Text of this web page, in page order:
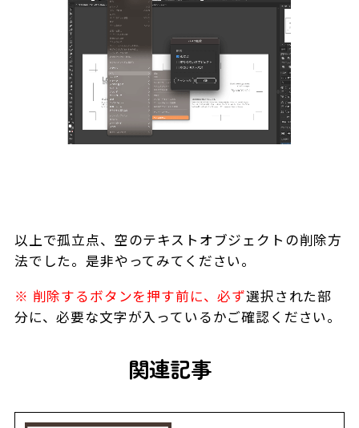
以上で孤立点、空のテキストオブジェクトの削除方
法でした。是非やってみてください。
※ 削除するボタンを押す前に、必ず選択された部
分に、必要な文字が入っているかご確認ください。
関連記事